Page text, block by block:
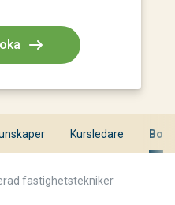
Kursledare
fastighetstekniker